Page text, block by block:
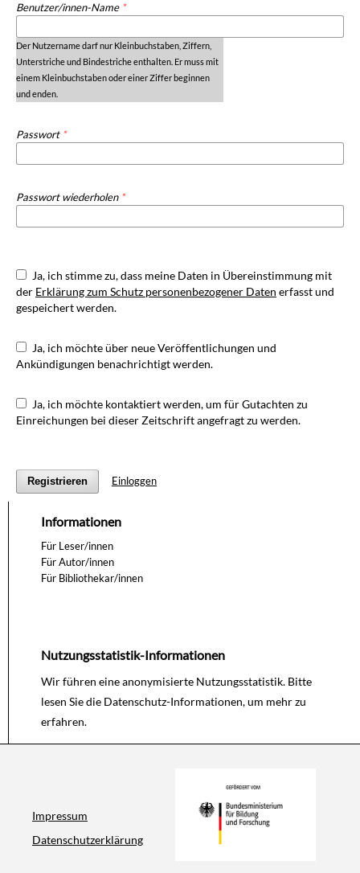
Benutzer/innen-Name *
Passwort *
Passwort wiederholen *
der Erklärung zum Schutz personenbezogener Daten erfasst und
gespeichert werden.
Ankündigungen benachrichtigt werden.
Einreichungen bei dieser Zeitschrift angefragt zu werden.
Registrieren Einloggen
Nutzungsstatistik-Informationen
Wir führen eine anonymisierte Nutzungsstatistik. Bitte
lesen Sie die Datenschutz-Informationen, um mehr zu
erfahren.
Informationen
Für Leser/innen
Für Autor/innen
Für Bibliothekar/innen
Impressum
Datenschutzerklärung